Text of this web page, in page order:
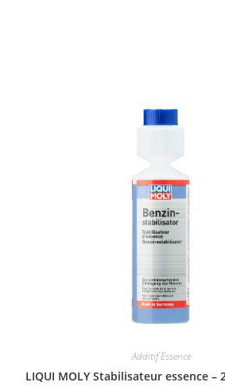
Additif Essence
LIQUI MOLY Stabilisateur essence –